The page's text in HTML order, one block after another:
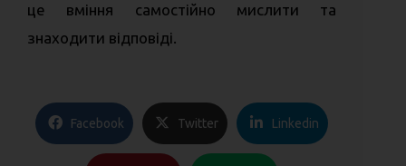
це вміння самостійно мислити та
знаходити відповіді.
Facebook Twitter Linkedin